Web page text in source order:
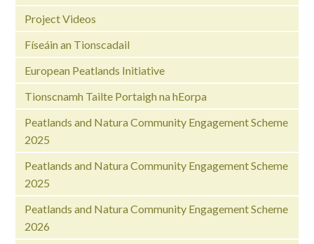
Project Videos
Físeáin an Tionscadail
European Peatlands Initiative
Tionscnamh Tailte Portaigh na hEorpa
Peatlands and Natura Community Engagement Scheme
2025
Peatlands and Natura Community Engagement Scheme
2025
Peatlands and Natura Community Engagement Scheme
2026